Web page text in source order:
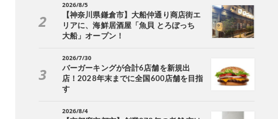
2026/8/5
【神奈川県鎌倉市】大船仲通り商店街エ
リアに、海鮮居酒屋「魚貝 とろぼっち
大船」オープン！
2026/7/30
バーガーキングが合計6店舗を新規出
店！2028年末までに全国600店舗を目指
す
2026/8/4